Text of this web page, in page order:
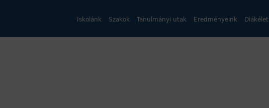
Iskolánk Szakok Tanulmányi utak Eredményeink Diákélet